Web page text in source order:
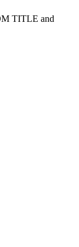
TITLE and